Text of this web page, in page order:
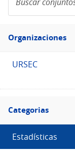
conjuntos
de
Filtro
Organizaciones
URSEC
Filtro
Categorias
Categorias
Estadísticas